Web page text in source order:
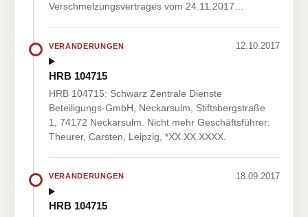
Verschmelzungsvertrages vom 24.11.2017…
VERÄNDERUNGEN 12.10.2017
HRB 104715
HRB 104715: Schwarz Zentrale Dienste
Beteiligungs-GmbH, Neckarsulm, Stiftsbergstraße
1, 74172 Neckarsulm. Nicht mehr Geschäftsführer:
Theurer, Carsten, Leipzig, *XX.XX.XXXX.
VERÄNDERUNGEN 18.09.2017
HRB 104715